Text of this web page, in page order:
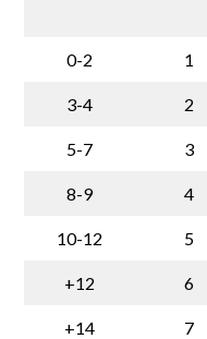
0-2 1
3-4 2
5-7 3
8-9 4
10-12 5
+12 6
+14 7